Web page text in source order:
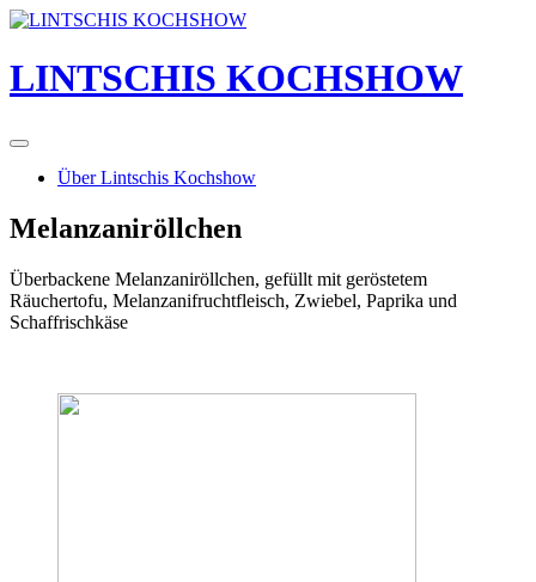
Skip
content
LINTSCHIS KOCHSHOW
Über Lintschis Kochshow
Melanzaniröllchen
Überbackene Melanzaniröllchen, gefüllt mit geröstetem
Räuchertofu, Melanzanifruchtfleisch, Zwiebel, Paprika und
Schaffrischkäse